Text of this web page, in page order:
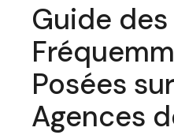
Guide
Posées
Agences